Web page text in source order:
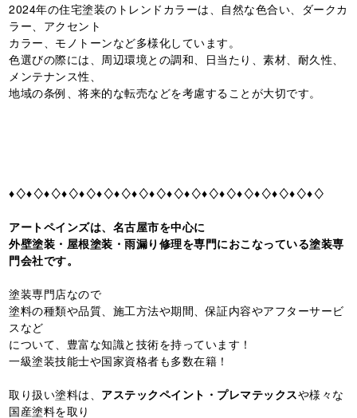
2024年の住宅塗装のトレンドカラーは、自然な色合い、ダークカ
ラー、アクセント
カラー、モノトーンなど多様化しています。
色選びの際には、周辺環境との調和、日当たり、素材、耐久性、
メンテナンス性、
地域の条例、将来的な転売などを考慮することが大切です。
♦♢♦♢♦♢♦♢♦♢♦♢♦♢♦♢♦♢♦♢♦♢♦♢♦♢♦♢♦♢♦♢♦♢♦♢
アートペインズは、名古屋市を中心に
外壁塗装・屋根塗装・雨漏り修理を専門におこなっている塗装専
門会社です。
塗装専門店なので
塗料の種類や品質、施工方法や期間、保証内容やアフターサービ
スなど
について、豊富な知識と技術を持っています！
一級塗装技能士や国家資格者も多数在籍！
取り扱い塗料は、 アステックペイント・プレマテックスや様々な
国産塗料を取り